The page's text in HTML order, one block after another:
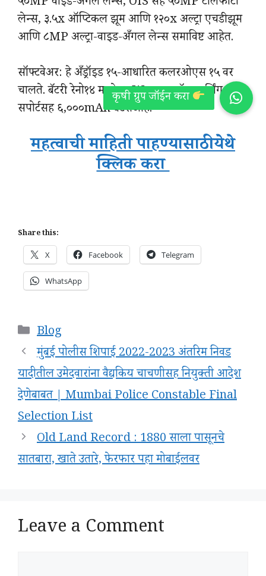
लेन्स, ३.५x ऑप्टिकल झूम आणि १२०x अल्ट्रा एचडी झूम
आणि ८MP अल्ट्रा-वाइड-अँगल लेन्स समाविष्ट आहेत.
सॉफ्टवेअर: हे अँड्रॉइड १५-आधारित कलरओएस १५ वर
चालते. बॅटरी: रेनो१४ मध्ये ८०W सुपर फ्लॅश चार्जिंग
सपोर्टसह ६,०००mAh बॅटरी आहे.
महत्वाची माहिती पाहण्यासाठी येथे
क्लिक करा
Share this:
X Facebook Telegram
WhatsApp
Categories
Blog
मुंबई पोलीस शिपाई 2022-2023 अंतरिम निवड
यादीतील उमेदवारांना वैद्यकिय चाचणीसह नियुक्ती आदेश
देणेबाबत | Mumbai Police Constable Final
Selection List
Old Land Record : 1880 साला पासूनचे
सातबारा, खाते उतारे, फेरफार पहा मोबाईलवर
Leave a Comment